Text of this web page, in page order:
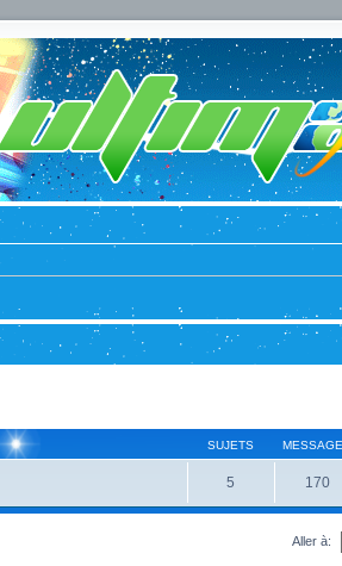
SUJETS
5 170
Aller à: